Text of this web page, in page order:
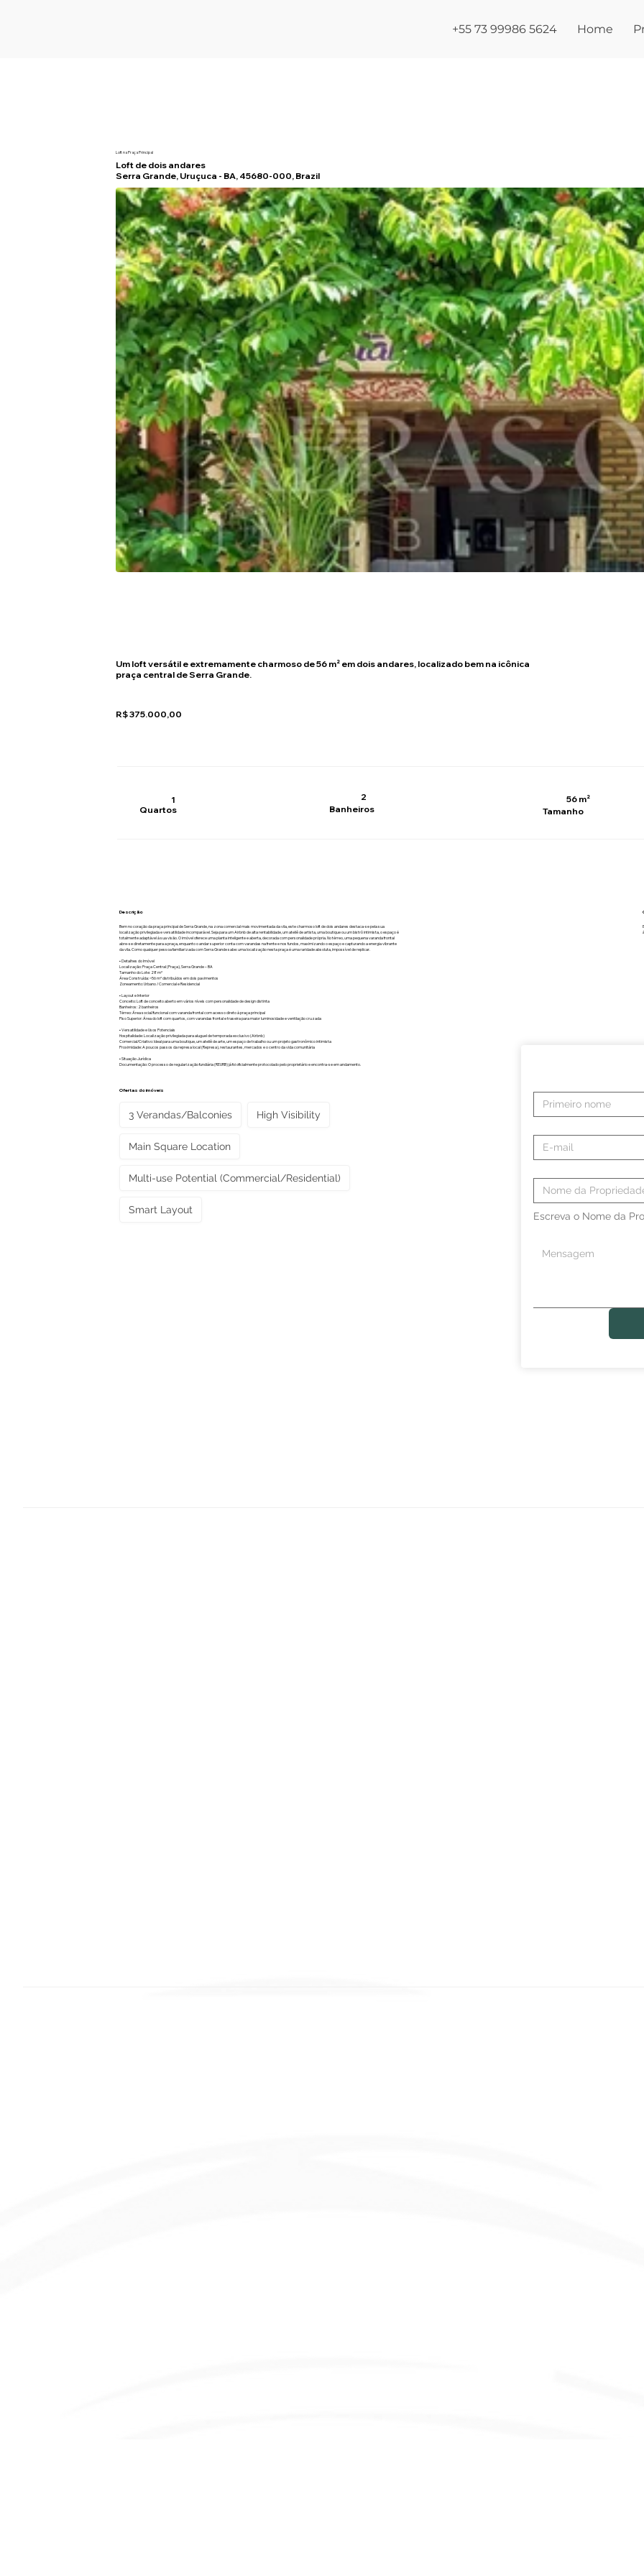
+55 73 99986 5624 Home
Loft na Praça Principal
Loft de dois andares
Serra Grande, Uruçuca - BA, 45680-000, Brazil
Um loft versátil e extremamente charmoso de 56 m² em dois andares, localizado bem na icônica
praça central de Serra Grande.
R$ 375.000,00
56 m²
Tamanho
2
Banheiros
1
Quartos
Descrição
Bem no coração da praça principal de Serra Grande, na zona comercial mais movimentada da vila, este charmoso loft de dois andares destaca-se pela sua
localização privilegiada e versatilidade incomparável. Seja para um Airbnb de alta rentabilidade, um ateliê de artista, uma boutique ou um bistrô intimista, o espaço é
totalmente adaptável à sua visão. O imóvel oferece uma planta inteligente e aberta, decorada com personalidade própria. No térreo, uma pequena varanda frontal
abre-se diretamente para a praça, enquanto o andar superior conta com varandas na frente e nos fundos, maximizando o espaço e capturando a energia vibrante
da vila. Como qualquer pessoa familiarizada com Serra Grande sabe: uma localização nesta praça é uma raridade absoluta, impossível de replicar.
▪︎ Detalhes do Imóvel
Localização: Praça Central (Praça), Serra Grande – BA
Tamanho do Lote: 28 m²
Área Construída: ~56 m² distribuídos em dois pavimentos
Zoneamento: Urbano / Comercial e Residencial
▪︎ Layout e Interior
Conceito: Loft de conceito aberto em vários níveis com personalidade de design distinta
Banheiros: 2 banheiros
Térreo: Área social/funcional com varanda frontal com acesso direto à praça principal
Piso Superior: Área do loft com quartos, com varandas frontal e traseira para maior luminosidade e ventilação cruzada
▪︎ Versatilidade e Usos Potenciais
Hospitalidade: Localização privilegiada para aluguel de temporada exclusivo (Airbnb)
Comercial/Criativo: Ideal para uma boutique, um ateliê de arte, um espaço de trabalho ou um projeto gastronômico intimista
Proximidade: A poucos passos da represa local (Represa), restaurantes, mercados e o centro da vida comunitária
▪︎ Situação Jurídica
Documentação: O processo de regularização fundiária (REURB) já foi oficialmente protocolado pelo proprietário e encontra-se em andamento.
Ofertas do imóveis
3 Verandas/Balconies High Visibility
Main Square Location
Multi-use Potential (Commercial/Residential)
Smart Layout
Escreva o Nome da